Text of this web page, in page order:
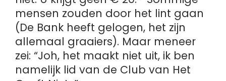
mensen zouden door het lint gaan
(De Bank heeft gelogen, het zijn
allemaal graaiers). Maar meneer
zei: “Joh, het maakt niet uit, ik ben
namelijk lid van de Club van Het